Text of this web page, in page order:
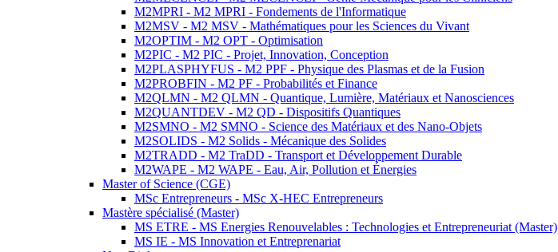
M2MPRI - M2 MPRI - Fondements de l'Informatique
M2MSV - M2 MSV - Mathématiques pour les Sciences du Vivant
M2OPTIM - M2 OPT - Optimisation
M2PIC - M2 PIC - Projet, Innovation, Conception
M2PLASPHYFUS - M2 PPF - Physique des Plasmas et de la Fusion
M2PROBFIN - M2 PF - Probabilités et Finance
M2QLMN - M2 QLMN - Quantique, Lumière, Matériaux et Nanosciences
M2QUANTDEV - M2 QD - Dispositifs Quantiques
M2SMNO - M2 SMNO - Science des Matériaux et des Nano-Objets
M2SOLIDS - M2 Solids - Mécanique des Solides
M2TRADD - M2 TraDD - Transport et Développement Durable
M2WAPE - M2 WAPE - Eau, Air, Pollution et Énergies
Master of Science (CGE)
MSc Entrepreneurs - MSc X-HEC Entrepreneurs
Mastère spécialisé (Master)
MS ETRE - MS Energies Renouvelables : Technologies et Entrepreneuriat (Master)
MS IE - MS Innovation et Entreprenariat